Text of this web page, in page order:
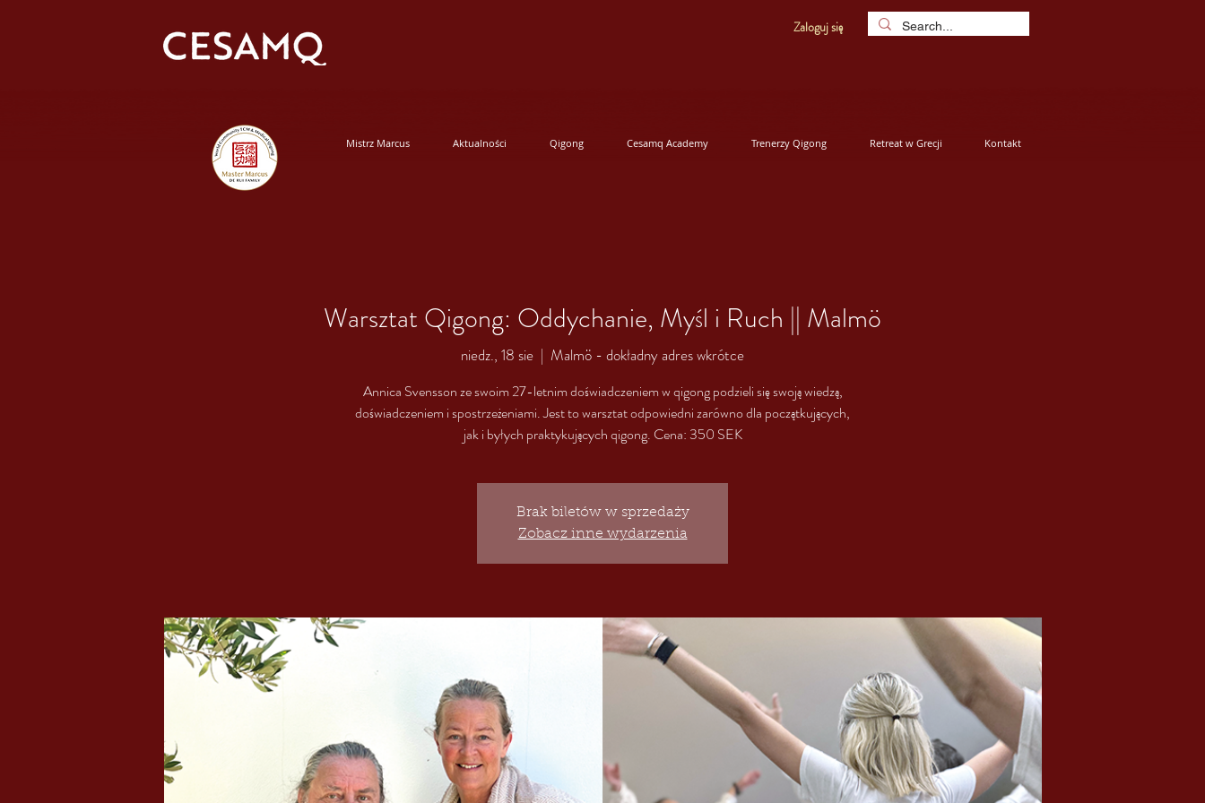
Zaloguj się
Mistrz Marcus Aktualności Qigong Cesamq Academy Trenerzy Qigong Retreat w Grecji Kontakt
Warsztat Qigong: Oddychanie, Myśl i Ruch || Malmö
niedz., 18 sie
  |
Malmö - dokładny adres wkrótce
Annica Svensson ze swoim 27-letnim doświadczeniem w qigong podzieli się swoją wiedzą,
doświadczeniem i spostrzeżeniami. Jest to warsztat odpowiedni zarówno dla początkujących,
jak i byłych praktykujących qigong. Cena: 350 SEK
Brak biletów w sprzedaży
Zobacz inne wydarzenia